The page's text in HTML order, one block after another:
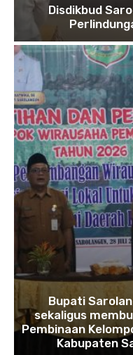
Disdikbud
Bupati
sekaligus
Pembinaan
Kabupaten